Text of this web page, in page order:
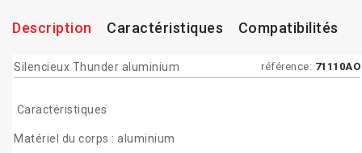
Description Caractéristiques Compatibilités
référence: 71110AO
Silencieux Thunder aluminium
Caractéristiques
Matériel du corps : aluminium